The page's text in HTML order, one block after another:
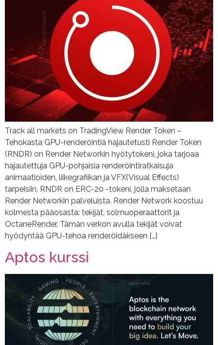
Track all markets on TradingView Render Token –
Tehokasta GPU-renderöintiä hajautetusti Render Token
(RNDR) on Render Networkin hyötytokeni, joka tarjoaa
hajautettuja GPU-pohjaisia renderöintiratkaisuja
animaatioiden, liikegrafiikan ja VFX(Visual Effects)
tarpeisiin. RNDR on ERC-20 -tokeni, jolla maksetaan
Render Networkin palveluista. Render Network koostuu
kolmesta pääosasta: tekijät, solmuoperaattorit ja
OctaneRender. Tämän verkon avulla tekijät voivat
hyödyntää GPU-tehoa renderöidäkseen […]
Aptos kurssi